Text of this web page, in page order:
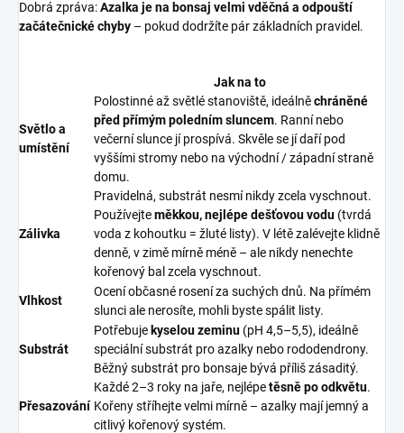
Dobrá zpráva:Azalka je na bonsaj velmi vděčná a odpouští
začátečnické chyby – pokud dodržíte pár základních pravidel.
Jak na to
Světlo a
umístění
Polostinné až světlé stanoviště, ideálněchráněné
před přímým poledním sluncem. Ranní nebo
večerní slunce jí prospívá. Skvěle se jí daří pod
vyššími stromy nebo na východní / západní straně
domu.
Zálivka
Pravidelná, substrát nesmí nikdy zcela vyschnout.
Používejteměkkou, nejlépe dešťovou vodu (tvrdá
voda z kohoutku = žluté listy). V létě zalévejte klidně
denně, v zimě mírně méně – ale nikdy nenechte
kořenový bal zcela vyschnout.
Vlhkost
Ocení občasné rosení za suchých dnů. Na přímém
slunci ale nerosíte, mohli byste spálit listy.
Substrát
Potřebuje kyselou zeminu (pH 4,5–5,5), ideálně
speciální substrát pro azalky nebo rododendrony.
Běžný substrát pro bonsaje bývá příliš zásaditý.
Přesazování
Každé 2–3 roky na jaře, nejlépetěsně po odkvětu.
Kořeny stříhejte velmi mírně – azalky mají jemný a
citlivý kořenový systém.